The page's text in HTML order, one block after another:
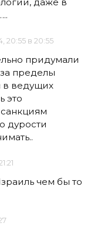
20:55 в 20:55
придумали
пределы
в ведущих
это
дурости
чем бы то